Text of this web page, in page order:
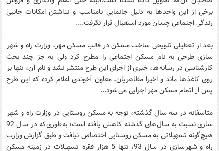
برخی از این واحد ها به دلیل جانمایی نامناسب و نداشتن امکانات جانبی
زندگی اجتماعی چندان مورد استقبال قرار نگرفت....
بعد از تعطیلی تلویحی ساخت مسکن در قالب مسکن مهر، وزارت راه و شهر
سازی طرحی به نام مسکن اجتماعی را مطرح کرد ولی به جز چند بحث
کارشناسی در رسانه ها، خبری از اجرای این طرح منتشر نشد و نام آن، تنها بر
روی کاغذ ها ماند و اخیرا مظاهریان، معاون آخوندی اعلام کرده که این طرح
پس از اتمام مسکن مهر اجرایی می شود...
متاسفانه در سه سال گذشته، توجه به مسکن روستایی در وزارت راه و شهر
سازی نسبت به سال های گذشته کاهش یافته است؛ به طوری که در سال 92
هیچ گونه تسهیلاتی به مسکن روستایی اختصاص نیافت و طبق گزارش وزارت
راه و شهر سازی در سال 93، تنها 5 هزار فقره تسهیلات در زمینه مسکن